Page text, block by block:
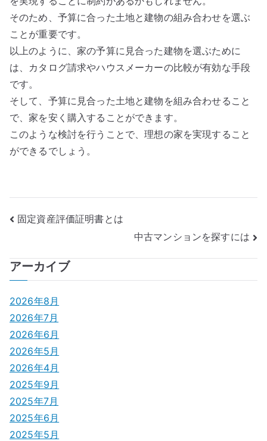
そのため、予算に合った土地と建物の組み合わせを選ぶ
ことが重要です。
以上のように、家の予算に見合った建物を選ぶために
は、カタログ請求やハウスメーカーの比較が有効な手段
です。
そして、予算に見合った土地と建物を組み合わせること
で、家を安く購入することができます。
このような検討を行うことで、理想の家を実現すること
ができるでしょう。
投
ナ
ビ
ゲ
ー
シ
ョ
ン
固定資産評価証明書とは
中古マンションを探すには
アーカイブ
2026年8月
2026年7月
2026年6月
2026年5月
2026年4月
2025年9月
2025年7月
2025年6月
2025年5月